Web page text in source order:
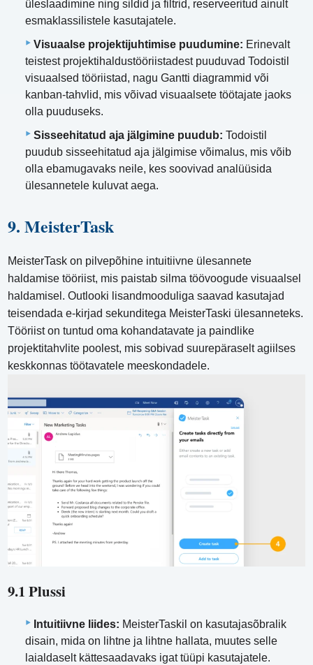
üleslaadimine ning sildid ja filtrid, reserveeritud ainult
esmaklassilistele kasutajatele.
Visuaalse projektijuhtimise puudumine: Erinevalt
teistest projektihaldustööriistadest puuduvad Todoistil
visuaalsed tööriistad, nagu Gantti diagrammid või
kanban-tahvlid, mis võivad visuaalsete töötajate jaoks
olla puuduseks.
Sisseehitatud aja jälgimine puudub: Todoistil
puudub sisseehitatud aja jälgimise võimalus, mis võib
olla ebamugavaks neile, kes soovivad analüüsida
ülesannetele kuluvat aega.
9. MeisterTask
MeisterTask on pilvepõhine intuitiivne ülesannete
haldamise tööriist, mis paistab silma töövoogude visuaalsel
haldamisel. Outlooki lisandmooduliga saavad kasutajad
teisendada e-kirjad sekunditega MeisterTaski ülesanneteks.
Tööriist on tuntud oma kohandatavate ja paindlike
projektitahvlite poolest, mis sobivad suurepäraselt agiilses
keskkonnas töötavatele meeskondadele.
9.1 Plussi
Intuitiivne liides: MeisterTaskil on kasutajasõbralik
disain, mida on lihtne ja lihtne hallata, muutes selle
laialdaselt kättesaadavaks igat tüüpi kasutajatele.